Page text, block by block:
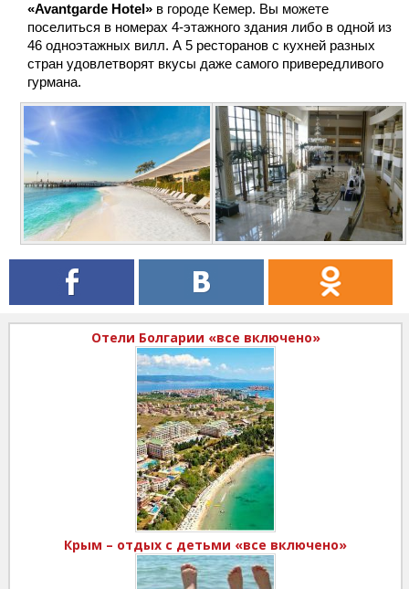
«Avantgarde Hotel» в городе Кемер. Вы можете
поселиться в номерах 4-этажного здания либо в одной из
46 одноэтажных вилл. А 5 ресторанов с кухней разных
стран удовлетворят вкусы даже самого привередливого
гурмана.
Отели Болгарии «все включено»
Крым – отдых с детьми «все включено»